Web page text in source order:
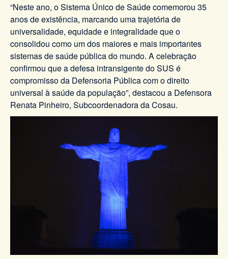
“Neste ano, o Sistema Único de Saúde comemorou 35
anos de existência, marcando uma trajetória de
universalidade, equidade e integralidade que o
consolidou como um dos maiores e mais importantes
sistemas de saúde pública do mundo. A celebração
confirmou que a defesa intransigente do SUS é
compromisso da Defensoria Pública com o direito
universal à saúde da população”, destacou a Defensora
Renata Pinheiro, Subcoordenadora da Cosau.